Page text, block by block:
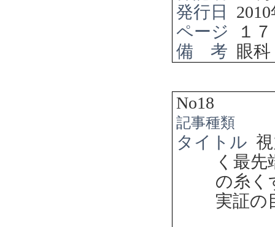
発行日
2010
ページ
１
備 考 眼
No18
記事種類
タイトル
く最
の糸
実証の